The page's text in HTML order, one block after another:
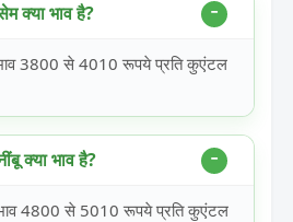
क्या भाव है?
3800 से 4010 रूपये प्रति कुएंटल
क्या भाव है?
4800 से 5010 रूपये प्रति कुएंटल